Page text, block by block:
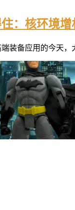
：核环境
装备应用的今天